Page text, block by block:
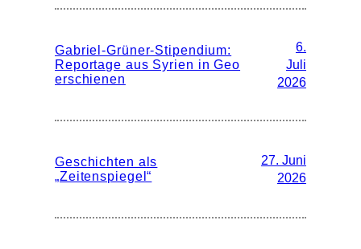
Gabriel-Grüner-Stipendium:
Reportage aus Syrien in Geo
erschienen
6.
Juli
2026
Geschichten als
„Zeitenspiegel“
27. Juni
2026